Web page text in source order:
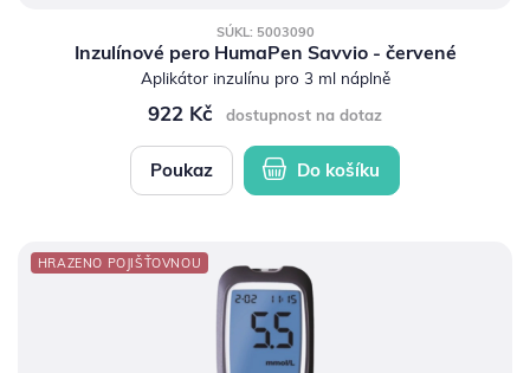
SÚKL: 5003090
Inzulínové pero HumaPen Savvio - červené
Aplikátor inzulínu pro 3 ml náplně
922 Kč dostupnost na dotaz
Poukaz Do košíku
HRAZENO POJIŠŤOVNOU